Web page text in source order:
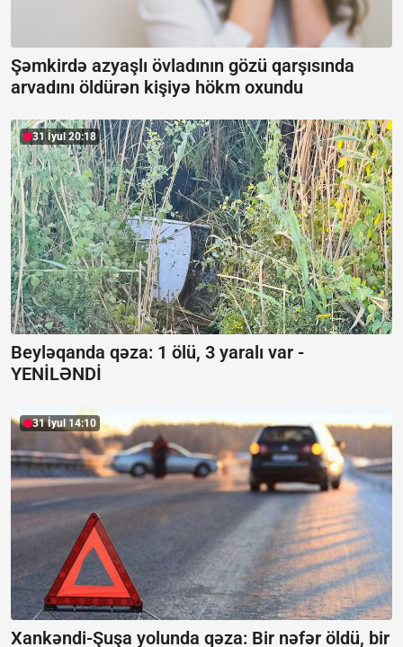
Şəmkirdə azyaşlı övladının gözü qarşısında
arvadını öldürən kişiyə hökm oxundu
31 İyul 20:18
Beyləqanda qəza: 1 ölü, 3 yaralı var -
YENİLƏNDİ
31 İyul 14:10
Xankəndi-Şuşa yolunda qəza: Bir nəfər öldü, bir